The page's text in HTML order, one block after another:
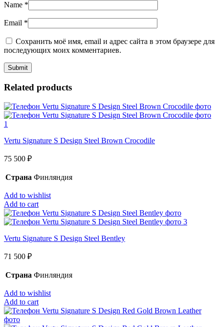
Name *
Email *
Сохранить моё имя, email и адрес сайта в этом браузере для
последующих моих комментариев.
Related products
Vertu Signature S Design Steel Brown Crocodile
75 500 ₽
Страна Финляндия
Add to wishlist
Add to cart
Vertu Signature S Design Steel Bentley
71 500 ₽
Страна Финляндия
Add to wishlist
Add to cart